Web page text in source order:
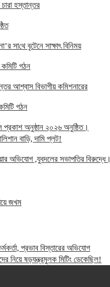
হস্তান্তর
সা‌থে বৃটেনে সাক্ষাৎ বিনিময়
গঠন
আশ্বাস বিভাগীয় কমিশনারের
গঠন
অনুষ্ঠান ২০২৬ অনুষ্ঠিত।
বাড়ি, দামি প্লট!
অভিযোগ ,যুবদলের সভাপতির বিরুদ্ধে।
জখম
প্রভাব বিস্তারের অভিযোগ
নিয়ে ষড়যন্ত্রমুলক মিটিং ডেকেছিল!